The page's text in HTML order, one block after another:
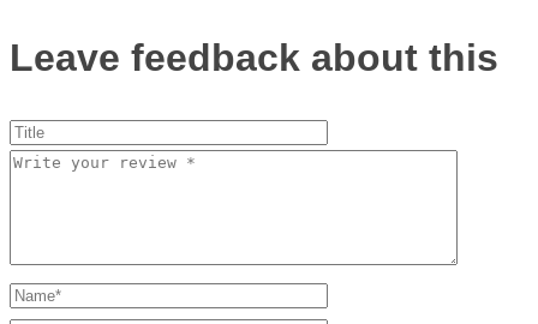
Leave feedback about this